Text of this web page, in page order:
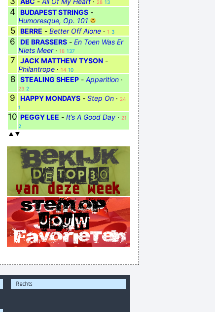
28 13
4 BUDAPEST STRINGS -
Humoresque, Op. 101
5 BERRE - Better Off Alone · 1 3
6 DE BRASSERS - En Toen Was Er
Niets Meer· 18 137
7 JACK MATTHEW TYSON -
Philantrope · 14 10
8 STEALING SHEEP - Apparition ·
23 2
9 HAPPY MONDAYS - Step On · 24
1
10 PEGGY LEE - It’s A Good Day · 21
2
Rechts